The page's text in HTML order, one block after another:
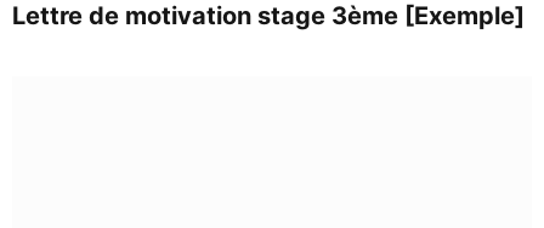
Lettre de motivation stage 3ème [Exemple]